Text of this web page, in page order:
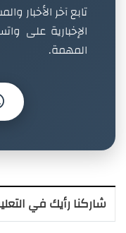
تابع آخر الأخبار
الإخبارية على
المهمة.
شاركنا رأيك في